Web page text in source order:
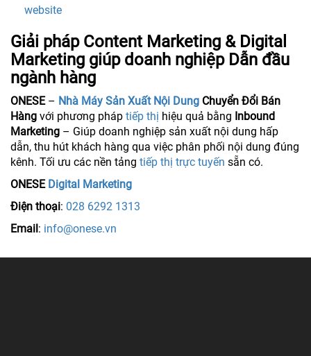
website
Giải pháp Content Marketing & Digital
Marketing giúp doanh nghiệp Dẫn đầu
ngành hàng
ONESE– Nhà Máy Sản Xuất Nội Dung Chuyển Đổi Bán
Hàng với phương pháp tiếp thị hiệu quả bằng Inbound
Marketing – Giúp doanh nghiệp sản xuất nội dung hấp
dẫn, thu hút khách hàng qua việc phân phối nội dung đúng
kênh. Tối ưu các nền tảng tiếp thị trực tuyến sẵn có.
ONESE Digital Marketing
Điện thoại: 028 6292 1313
Email: info@onese.vn